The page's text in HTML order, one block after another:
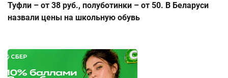
Туфли – от 38 руб., полуботинки – от 50. В Беларуси
назвали цены на школьную обувь